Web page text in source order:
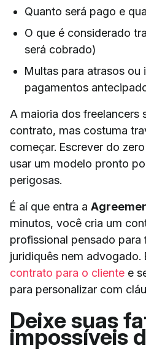
Quanto será pago e
O que é considerado
será cobrado)
Multas para atrasos ou
pagamentos
A maioria dos freelancers
contrato, mas costuma
começar. Escrever do
usar um modelo pronto
perigosas.
É aí que entra a
minutos, você cria um
profissional pensado para
juridiquês nem advogado.
contrato para o cliente e
para personalizar com
Deixe suas
impossíveis